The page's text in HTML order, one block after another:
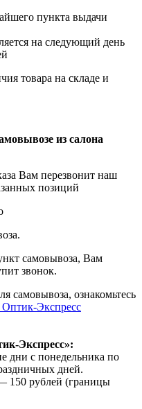
пункта выдачи
на следующий день
товара на складе и
из салона
Вам перезвонит наш
позиций
самовывоза, Вам
звонок.
самовывоза, ознакомьтесь
Экспресс
Экспресс»:
дни с понедельника по
дней.
150 рублей (границы